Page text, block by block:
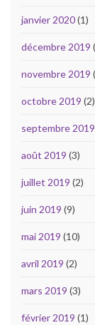
janvier 2020(1)
décembre 2019
novembre 2019
octobre 2019 (2)
septembre 2019
août 2019 (3)
juillet 2019 (2)
juin 2019 (9)
mai 2019 (10)
avril 2019 (2)
mars 2019 (3)
février 2019 (1)